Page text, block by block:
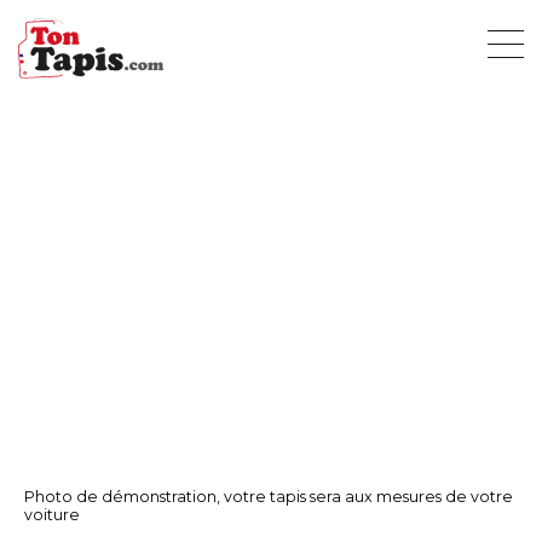
Photo de démonstration, votre tapis sera aux mesures de votre
voiture